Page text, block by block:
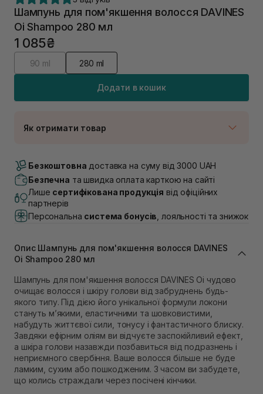
Шампунь для пом'якшення волосся DAVINES
Oi Shampoo 280 мл
1 085₴
90 ml 280 ml
Додати в кошик
Як отримати товар
Немає в наявності!
В наявності
Самовивіз м. Львів, вул. Академіка Підстригача, 1В
(Duck’s Lake)
Немає в наявності!
Самовивіз м. Львів, вул. Степана Бандери 45
Самовивіз м. Рівне, вул. 16-го Липня, 15
В наявності
Самовивіз м. Рівне, вул. Кулика і Гудачека 23 (ТЦ
Екватор)
Немає в наявності!
Безкоштовна доставка на суму від 3000 UAH
Безпечна та швидка оплата карткою на сайті
Лише сертифікована продукція від офіційних
партнерів
Персональна система бонусів , лояльності та знижок
Опис Шампунь для пом'якшення волосся DAVINES
Oi Shampoo 280 мл
Шампунь для пом'якшення волосся DAVINES Oi чудово
очищає волосся і шкіру голови від забруднень будь-
якого типу. Під дією його унікальної формули локони
стануть м’якими, еластичними та шовковистими,
набудуть життєвої сили, тонусу і фантастичного блиску.
Завдяки ефірним оліям ви відчуєте заспокійливий ефект,
а шкіра голови назавжди позбавиться від подразнень і
неприємного свербіння. Ваше волосся більше не буде
ламким, сухим або пошкодженим. З часом ви забудете,
що колись страждали через посічені кінчики.